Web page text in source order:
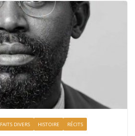
FAITS DIVERS HISTOIRE RÉCITS